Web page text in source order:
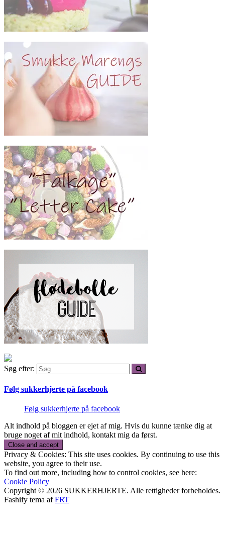
Søg efter:
Følg sukkerhjerte på facebook
Følg sukkerhjerte på facebook
Alt indhold på bloggen er ejet af mig. Hvis du kunne tænke dig at
bruge noget af mit indhold, kontakt mig da først.
Privacy & Cookies: This site uses cookies. By continuing to use this
website, you agree to their use.
To find out more, including how to control cookies, see here:
Cookie Policy
Copyright © 2026 SUKKERHJERTE. Alle rettigheder forbeholdes.
Fashify tema afFRT